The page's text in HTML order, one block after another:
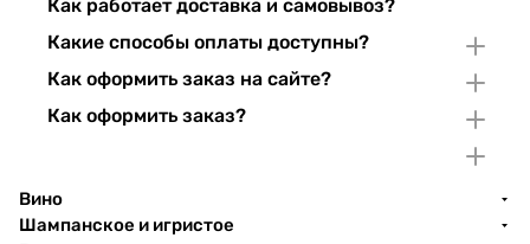
Как работает доставка и самовывоз?
Какие способы оплаты доступны?
Как оформить заказ на сайте?
Как оформить заказ?
Вино
Шампанское и игристое